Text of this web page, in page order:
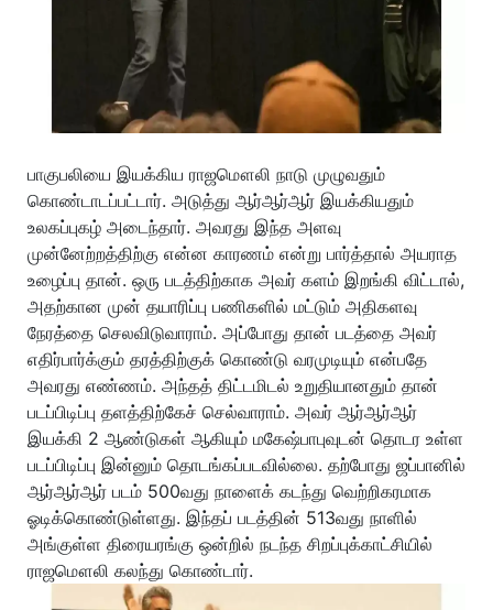
பாகுபலியை இயக்கிய ராஜமௌலி நாடு முழுவதும்
கொண்டாடப்பட்டார். அடுத்து ஆர்ஆர்ஆர் இயக்கியதும்
உலகப்புகழ் அடைந்தார். அவரது இந்த அளவு
முன்னேற்றத்திற்கு என்ன காரணம் என்று பார்த்தால் அயராத
உழைப்பு தான். ஒரு படத்திற்காக அவர் களம் இறங்கி விட்டால்,
அதற்கான முன் தயாரிப்பு பணிகளில் மட்டும் அதிகளவு
நேரத்தை செலவிடுவாராம். அப்போது தான் படத்தை அவர்
எதிர்பார்க்கும் தரத்திற்குக் கொண்டு வரமுடியும் என்பதே
அவரது எண்ணம். அந்தத் திட்டமிடல் உறுதியானதும் தான்
படப்பிடிப்பு தளத்திற்கேச் செல்வாராம். அவர் ஆர்ஆர்ஆர்
இயக்கி 2 ஆண்டுகள் ஆகியும் மகேஷ்பாபுவுடன் தொடர உள்ள
படப்பிடிப்பு இன்னும் தொடங்கப்படவில்லை. தற்போது ஜப்பானில்
ஆர்ஆர்ஆர் படம் 500வது நாளைக் கடந்து வெற்றிகரமாக
ஓடிக்கொண்டுள்ளது. இந்தப் படத்தின் 513வது நாளில்
அங்குள்ள திரையரங்கு ஒன்றில் நடந்த சிறப்புக்காட்சியில்
ராஜமௌலி கலந்து கொண்டார்.